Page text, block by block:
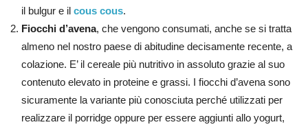
il bulgur e il cous cous.
Fiocchi d’avena, che vengono consumati, anche se si tratta
almeno nel nostro paese di abitudine decisamente recente, a
colazione. E’ il cereale più nutritivo in assoluto grazie al suo
contenuto elevato in proteine e grassi. I fiocchi d’avena sono
sicuramente la variante più conosciuta perché utilizzati per
realizzare il porridge oppure per essere aggiunti allo yogurt,